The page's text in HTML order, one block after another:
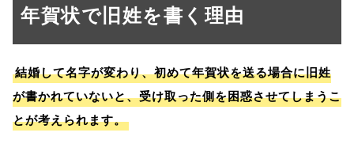
年賀状で旧姓を書く理由
結婚して名字が変わり、初めて年賀状を送る場合に旧姓
が書かれていないと、受け取った側を困惑させてしまうこ
とが考えられます。